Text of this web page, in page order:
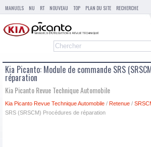
MANUELS NU RT NOUVEAU TOP PLAN DU SITE RECHERCHE
Kia Picanto: Module de commande SRS
réparation
Kia Picanto Revue Technique Automobile
Kia Picanto Revue Technique Automobile / Retenue /
SRS (SRSCM) Procédures de réparation